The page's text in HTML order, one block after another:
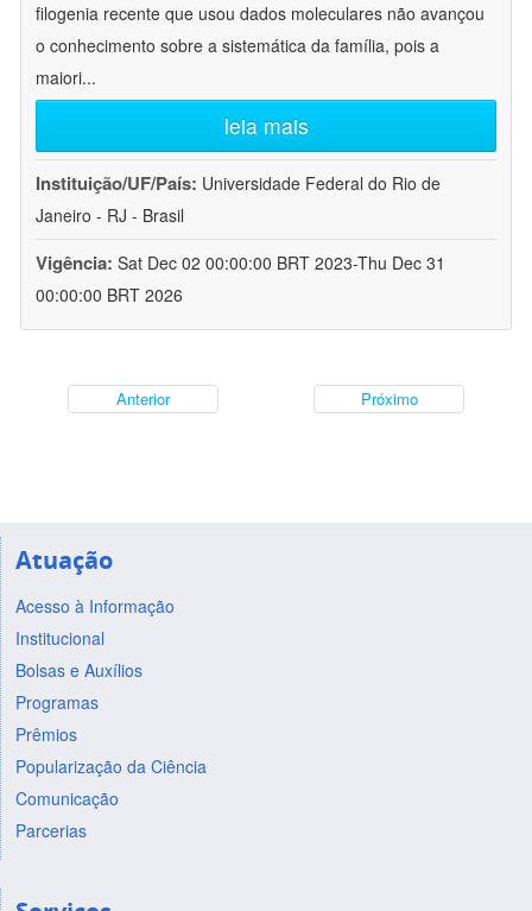
filogenia recente que usou dados moleculares não avançou
o conhecimento sobre a sistemática da família, pois a
maiori...
leia mais
Instituição/UF/País: Universidade Federal do Rio de
Janeiro - RJ - Brasil
Vigência: Sat Dec 02 00:00:00 BRT 2023-Thu Dec 31
00:00:00 BRT 2026
Anterior Próximo
Atuação
Acesso à Informação
Institucional
Bolsas e Auxílios
Programas
Prêmios
Popularização da Ciência
Comunicação
Parcerias